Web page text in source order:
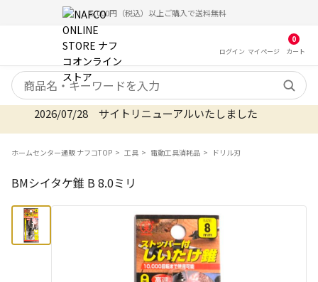
5,000円（税込）以上ご購入で送料無料
ログイン マイ ページ
0
カート
検索キーワード
2026/07/28 サイトリニューアルいたしました
ホームセンター通販 ナフコTOP 工具 電動工具消耗品 ドリル刃
BMシイタケ錐 B 8.0ミリ